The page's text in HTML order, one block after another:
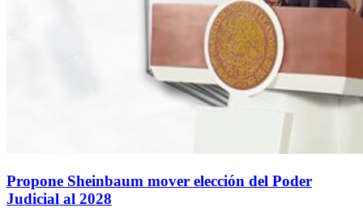
Propone Sheinbaum mover elección del Poder
Judicial al 2028